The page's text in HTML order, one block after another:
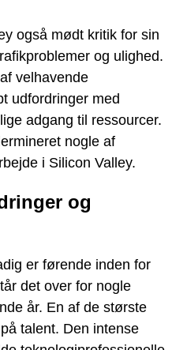
også mødt kritik for sin
og ulighed.
velhavende
udfordringer med
adgang til ressourcer.
nogle af
i Silicon Valley.
og
er førende inden for
det over for nogle
år. En af de største
talent. Den intense